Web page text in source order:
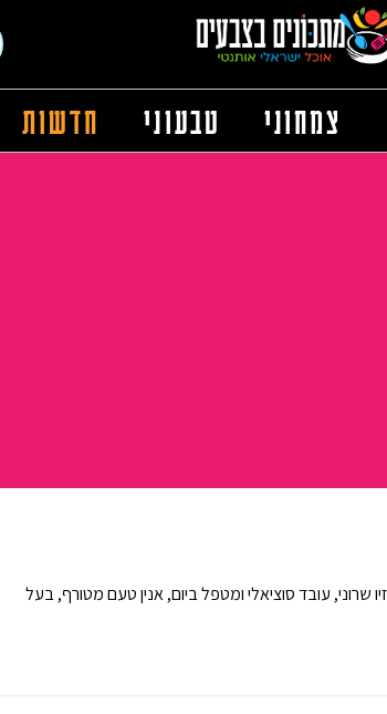
צמחוני טבעוני חדשות
שרוני, עובד סוציאלי ומטפל ביום, אנין טעם מטורף, בעל